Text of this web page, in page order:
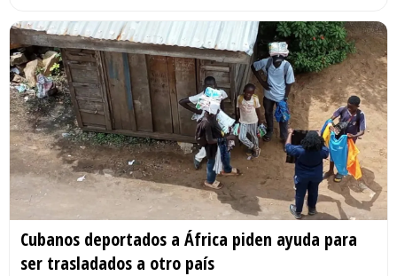
Cubanos deportados a África piden ayuda para
ser trasladados a otro país